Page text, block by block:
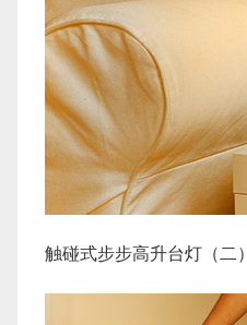
触碰式步步高升台灯（二）